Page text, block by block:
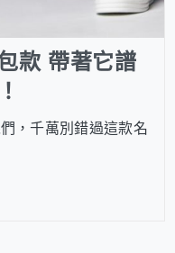
款 帶著它譜
，千萬別錯過這款名